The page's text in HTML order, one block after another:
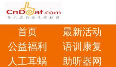
首页 最新活动
公益福利
语训康复
人工耳蜗
助听器网